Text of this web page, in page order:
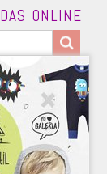
ONLINE